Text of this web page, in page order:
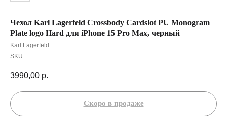
Чехол Karl Lagerfeld Crossbody Cardslot PU Monogram
Plate logo Hard для iPhone 15 Pro Max, черный
Karl Lagerfeld
SKU:
3990,00 р.